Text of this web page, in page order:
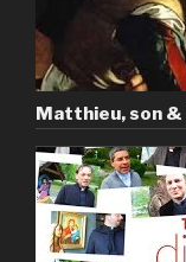
Matthieu, son &